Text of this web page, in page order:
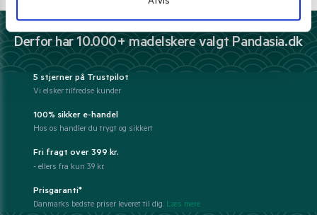
Derfor har 10.000+ madelskere valgt Pandasia.dk
5 stjerner på Trustpilot
Vi elsker tilfredse kunder
100% sikker e-handel
Hos os handler du trygt og sikkert
Fri fragt over 399 kr.
- ellers fra kun 39 kr.
Prisgaranti*
Danmarks bedste priser leveret til dig. Læs mere